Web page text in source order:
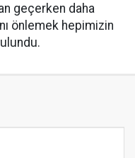
geçerken daha
önlemek hepimizin